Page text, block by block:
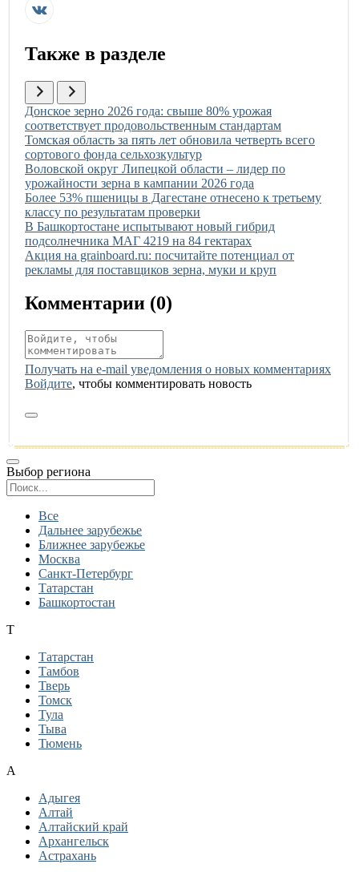
Также в разделе
Иллюстрация новости
Донское зерно 2026 года: свыше 80% урожая
соответствует продовольственным стандартам
Иллюстрация новости
Томская область за пять лет обновила четверть всего
сортового фонда сельхозкультур
Иллюстрация новости
Воловской округ Липецкой области – лидер по
урожайности зерна в кампании 2026 года
Иллюстрация новости
Более 53% пшеницы в Дагестане отнесено к третьему
классу по результатам проверки
Иллюстрация новости
В Башкортостане испытывают новый гибрид
подсолнечника МАГ 4219 на 84 гектарах
Иллюстрация новости
Акция на grainboard.ru: посчитайте потенциал от
рекламы для поставщиков зерна, муки и круп
Комментарии (0)
Получать на e‑mail уведомления о новых комментариях
Войдите, чтобы комментировать новость
Выбор региона
Все
Дальнее зарубежье
Ближнее зарубежье
Москва
Санкт-Петербург
Татарстан
Башкортостан
Т
Татарстан
Тамбов
Тверь
Томск
Тула
Тыва
Тюмень
А
Адыгея
Алтай
Алтайский край
Архангельск
Астрахань